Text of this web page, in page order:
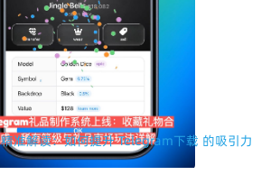
精准解读：如何提升 Telegram下载 的吸引力